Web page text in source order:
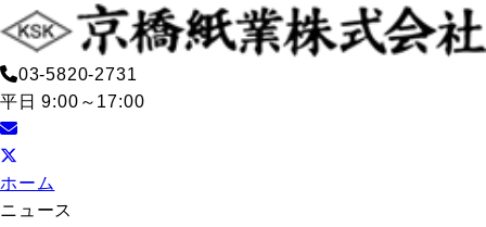
03-5820-2731
平日 9:00～17:00
ホーム
ニュース